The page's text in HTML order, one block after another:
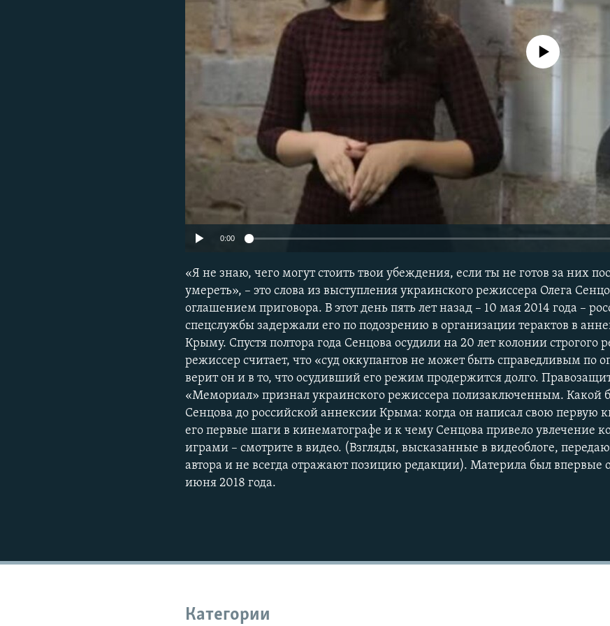
No media source currently
0:00
«Я не знаю, чего могут стоить твои убеждения, если ты не готов за них
умереть», – это слова из выступления украинского режиссера Олега
оглашением приговора. В этот день пять лет назад – 10 мая 2014 года –
спецслужбы задержали его по подозрению в организации терактов в
Крыму. Спустя полтора года Сенцова осудили на 20 лет колонии
режиссер считает, что «суд оккупантов не может быть справедливым по
верит он и в то, что осудивший его режим продержится долго.
«Мемориал» признал украинского режиссера полизаключенным. Какой
Сенцова до российской аннексии Крыма: когда он написал свою первую
его первые шаги в кинематографе и к чему Сенцова привело увлечение
играми – смотрите в видео. (Взгляды, высказанные в видеоблоге,
автора и не всегда отражают позицию редакции). Материла был впервые
июня 2018 года.
Категории